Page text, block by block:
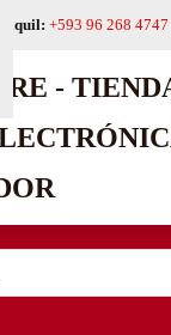
+593 96 268 4747